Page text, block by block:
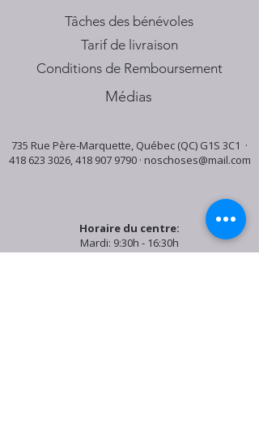
Tâches des bénévoles
Tarif de livraison
Conditions de Remboursement
Médias
735 Rue Père-Marquette, Québec (QC) G1S 3C1 ·
418 623 3026,418 907 9790· noschoses@mail.com
Horaire du centre:
Mardi: 9:30h - 16:30h
Jeudi: 9:30h - 19:00h